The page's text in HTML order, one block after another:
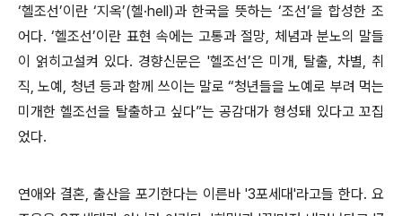
‘헬조선’이란 ‘지옥’(헬·hell)과 한국을 뜻하는 ‘조선’을 합성한 조
어다. ‘헬조선’이란 표현 속에는 고통과 절망, 체념과 분노의 말들
이 얽히고설켜 있다. 경향신문은 '헬조선’은 미개, 탈출, 차별, 취
직, 노예, 청년 등과 함께 쓰이는 말로 “청년들을 노예로 부려 먹는
미개한 헬조선을 탈출하고 싶다”는 공감대가 형성돼 있다고 꼬집
었다.
연애와 결혼, 출산을 포기한다는 이른바 '3포세대'라고들 한다. 요